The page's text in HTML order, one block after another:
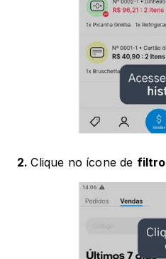
2. Clique no ícone de filtro